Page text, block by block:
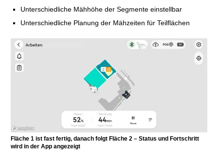
Unterschiedliche Mähhöhe der Segmente einstellbar
Unterschiedliche Planung der Mähzeiten für Teilflächen
Fläche 1 ist fast fertig, danach folgt Fläche 2 – Status und Fortschritt
wird in der App angezeigt